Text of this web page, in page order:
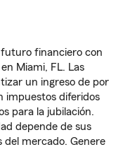
financiero con
Miami, FL. Las
un ingreso de por
impuestos diferidos
para la jubilación.
depende de sus
del mercado. Genere